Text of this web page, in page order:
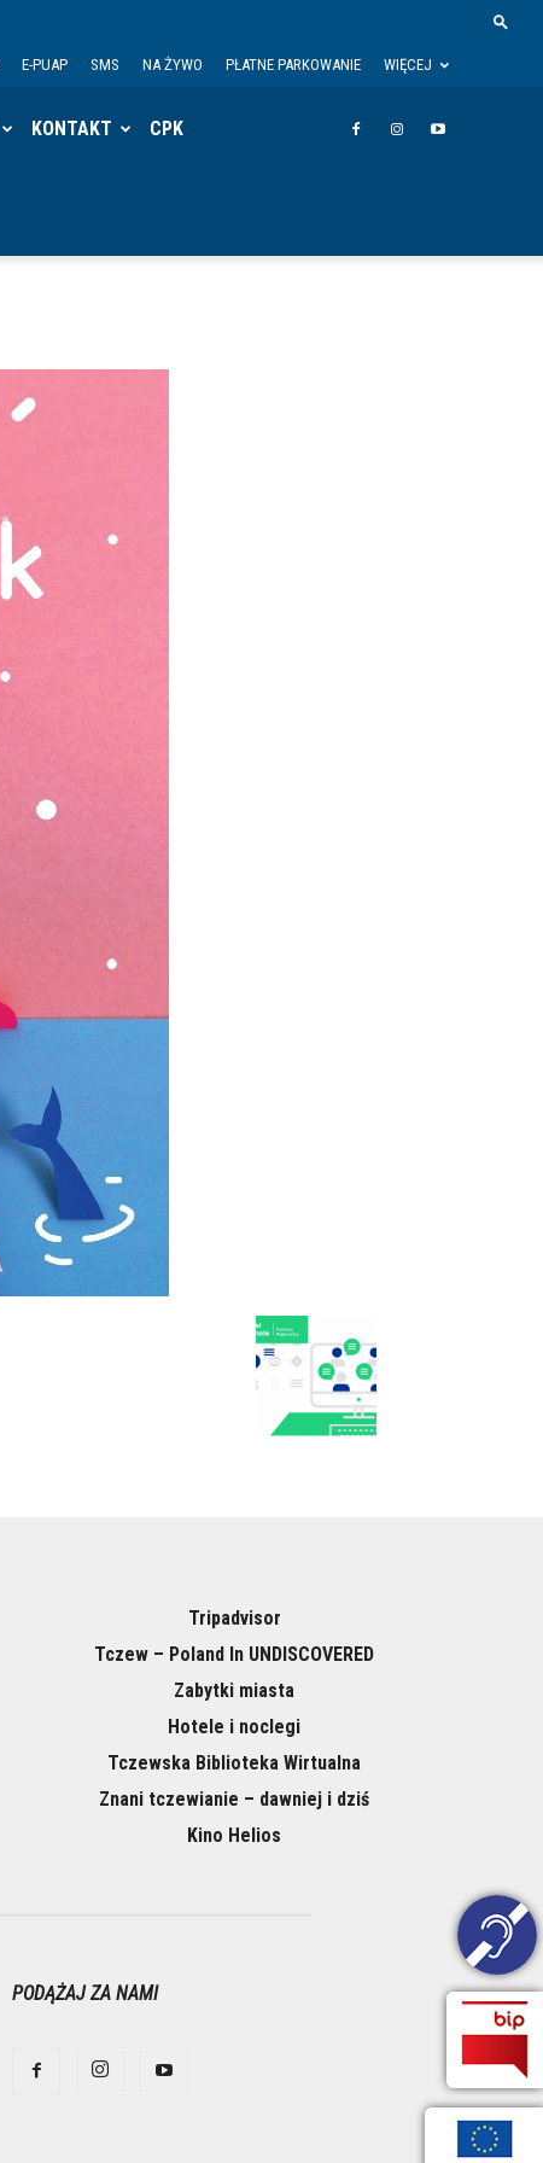
E-PUAP SMS NA ŻYWO PŁATNE PARKOWANIE WIĘCEJ
KONTAKT CPK
Tripadvisor
Tczew – Poland In UNDISCOVERED
Zabytki miasta
Hotele i noclegi
Tczewska Biblioteka Wirtualna
Znani tczewianie – dawniej i dziś
Kino Helios
PODĄŻAJ ZA NAMI